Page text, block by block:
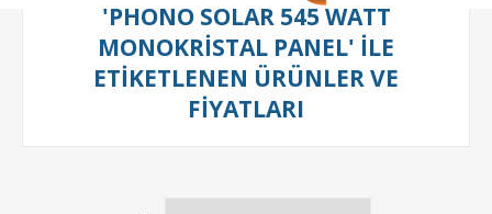
'PHONO SOLAR 545 WATT
MONOKRISTAL PANEL' ILE
ETIKETLENEN ÜRÜNLER VE
FIYATLARI